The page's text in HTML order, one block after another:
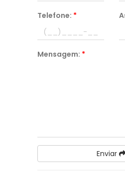
Telefone: *
Mensagem: *
Enviar